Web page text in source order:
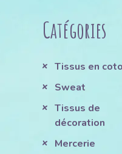
Catégories
Tissus en
Sweat
Tissus de
décoration
Mercerie